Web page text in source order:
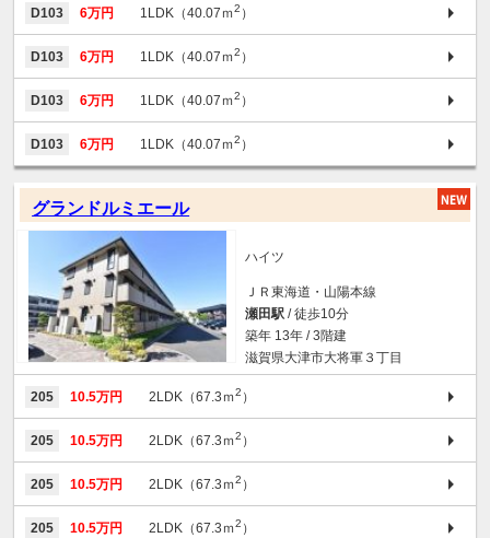
D103 6万円 1LDK（40.07ｍ2 ）
D103 6万円 1LDK（40.07ｍ2 ）
D103 6万円 1LDK（40.07ｍ2 ）
D103 6万円 1LDK（40.07ｍ2 ）
グランドルミエール
ハイツ
ＪＲ東海道・山陽本線
瀬田駅 / 徒歩10分
築年 13年 / 3階建
滋賀県大津市大将軍３丁目
205 10.5万円 2LDK（67.3ｍ2 ）
205 10.5万円 2LDK（67.3ｍ2 ）
205 10.5万円 2LDK（67.3ｍ2 ）
205 10.5万円 2LDK（67.3ｍ2 ）